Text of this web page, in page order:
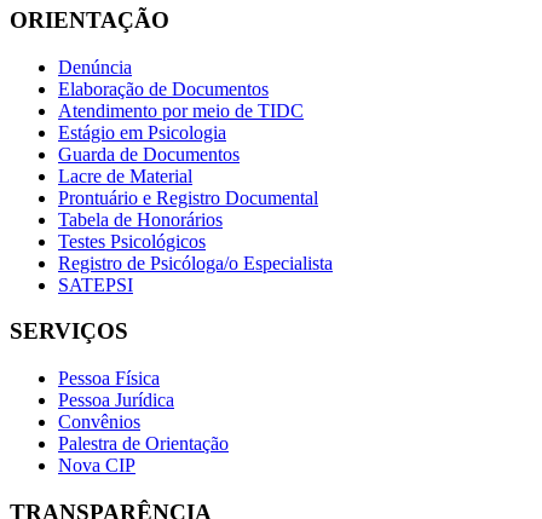
ORIENTAÇÃO
Denúncia
Elaboração de Documentos
Atendimento por meio de TIDC
Estágio em Psicologia
Guarda de Documentos
Lacre de Material
Prontuário e Registro Documental
Tabela de Honorários
Testes Psicológicos
Registro de Psicóloga/o Especialista
SATEPSI
SERVIÇOS
Pessoa Física
Pessoa Jurídica
Convênios
Palestra de Orientação
Nova CIP
TRANSPARÊNCIA